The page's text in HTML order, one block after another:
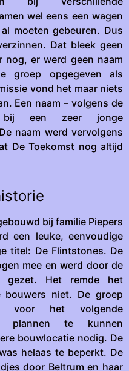
wel eens een wagen
moeten gebeuren. Dus
Dat bleek geen
nog, er werd geen naam
groep opgegeven als
vond het maar niets
Een naam – volgens de
bij een zeer jonge
naam werd vervolgens
De Toekomst nog altijd
bij familie Piepers
een leuke, eenvoudige
titel: De Flintstones. De
mee en werd door de
Het remde het
bouwers niet. De groep
voor het volgende
plannen te kunnen
bouwlocatie nodig. De
helaas te beperkt. De
door Beltrum en haar